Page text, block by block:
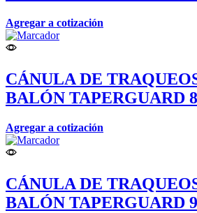
Agregar a cotización
CÁNULA DE
BALÓN TAPERGUARD
Agregar a cotización
CÁNULA DE
BALÓN TAPERGUARD